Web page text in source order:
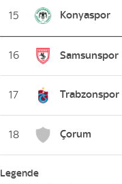
15 Konyaspor
16 Samsunspor
17 Trabzonspor
18 Çorum
Legende